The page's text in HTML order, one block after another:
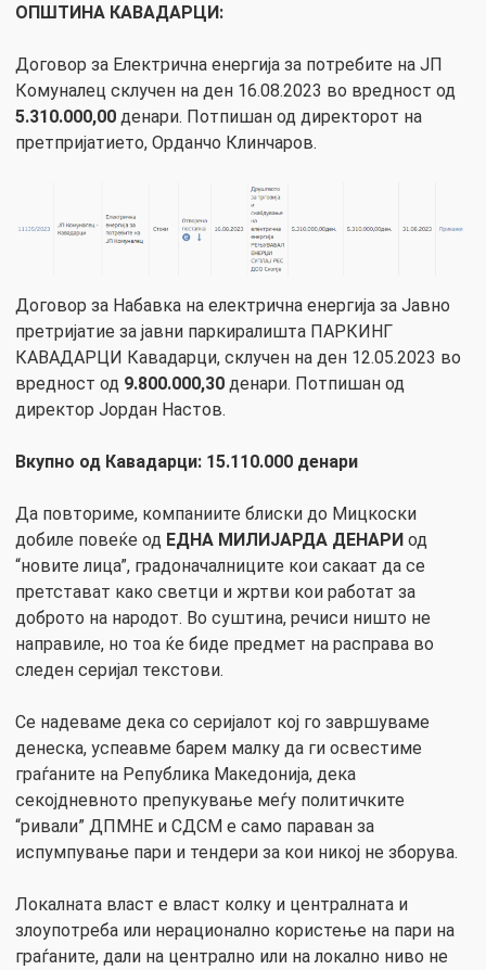
ОПШТИНА КАВАДАРЦИ:
Договор за Електрична енергија за потребите на ЈП
Комуналец склучен на ден 16.08.2023 во вредност од
5.310.000,00 денари. Потпишан од директорот на
претпријатието, Орданчо Клинчаров.
Договор за Набавка на електрична енергија за Јавно
претријатие за јавни паркиралишта ПАРКИНГ
КАВАДАРЦИ Кавадарци, склучен на ден 12.05.2023 во
вредност од 9.800.000,30 денари. Потпишан од
директор Јордан Настов.
Вкупно од Кавадарци: 15.110.000 денари
Да повториме, компаниите блиски до Мицкоски
добиле повеќе од ЕДНА МИЛИЈАРДА ДЕНАРИ од
“новите лица”, градоначалниците кои сакаат да се
претстават како светци и жртви кои работат за
доброто на народот. Во суштина, речиси ништо не
направиле, но тоа ќе биде предмет на расправа во
следен серијал текстови.
Се надеваме дека со серијалот кој го завршуваме
денеска, успеавме барем малку да ги освестиме
граѓаните на Република Македонија, дека
секојдневното препукување меѓу политичките
“ривали” ДПМНЕ и СДСМ е само параван за
испумпување пари и тендери за кои никој не зборува.
Локалната власт е власт колку и централната и
злоупотреба или нерационално користење на пари на
граѓаните, дали на централно или на локално ниво не